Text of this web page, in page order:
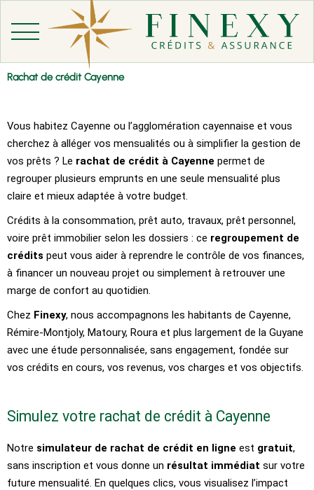
contenu
Rachat de crédit Cayenne
Vous habitez Cayenne ou l’agglomération cayennaise et vous
cherchez à alléger vos mensualités ou à simplifier la gestion de
vos prêts ? Le rachat de crédit à Cayenne permet de
regrouper plusieurs emprunts en une seule mensualité plus
claire et mieux adaptée à votre budget.
Crédits à la consommation, prêt auto, travaux, prêt personnel,
voire prêt immobilier selon les dossiers : ce regroupement de
crédits peut vous aider à reprendre le contrôle de vos finances,
à financer un nouveau projet ou simplement à retrouver une
marge de confort au quotidien.
Chez Finexy, nous accompagnons les habitants de Cayenne,
Rémire-Montjoly, Matoury, Roura et plus largement de la Guyane
avec une étude personnalisée, sans engagement, fondée sur
vos crédits en cours, vos revenus, vos charges et vos objectifs.
Simulez votre rachat de crédit à Cayenne
Notre simulateur de rachat de crédit en ligne est gratuit,
sans inscription et vous donne un résultat immédiat sur votre
future mensualité. En quelques clics, vous visualisez l’impact